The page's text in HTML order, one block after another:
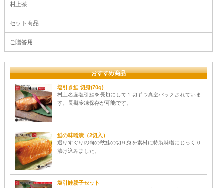
村上茶
セット商品
ご贈答用
おすすめ商品
塩引き鮭 切身(70g)
村上名産塩引鮭を長切にして１切ずつ真空パックされていま
す。長期冷凍保存が可能です。
鮭の味噌漬（2切入）
選りすぐりの旬の秋鮭の切り身を素材に特製味噌にじっくり
漬け込みました。
塩引鮭親子セット